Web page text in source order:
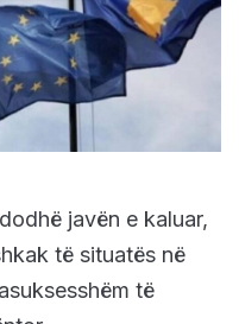
javёn e kaluar,
tё situatёs nё
tё